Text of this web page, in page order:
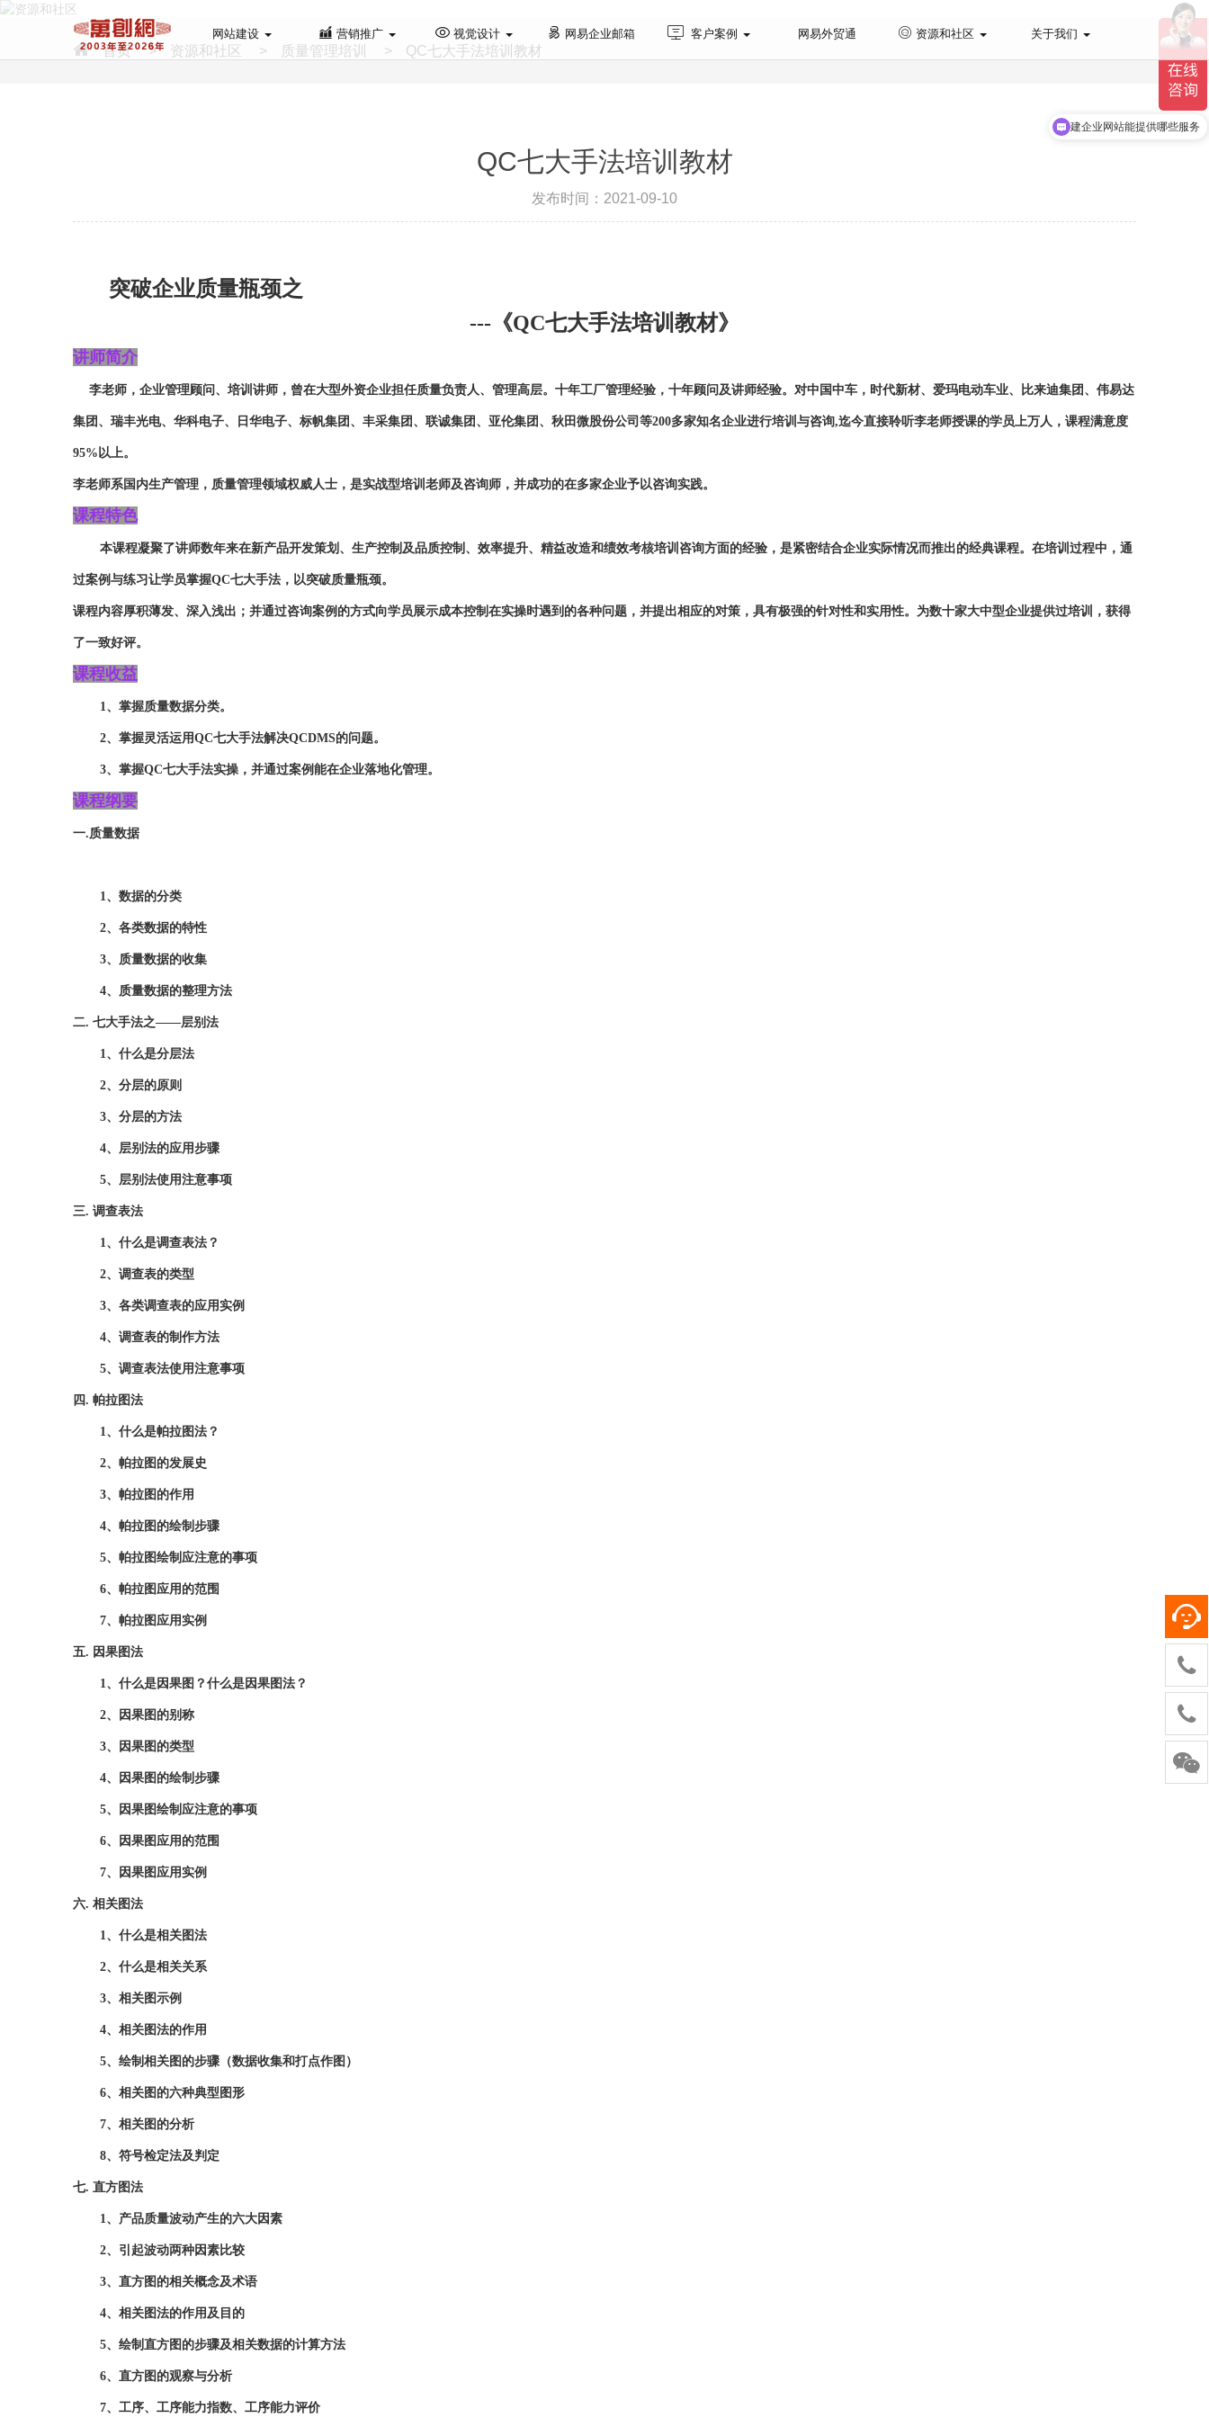
网站建设 营销推广 视觉设计 网易企业邮箱 客户案例 网易外贸通 资源和社区 关于我们
首页 > 资源和社区 > 质量管理培训 > QC七大手法培训教材
QC七大手法培训教材
发布时间：2021-09-10
突破企业质量瓶颈之
---《QC七大手法培训教材》
讲师简介
李老师，企业管理顾问 、培训讲师，曾在大型外资企业担任质量负责人、管理高层。 十年工厂管理经验，十年顾问及讲师经验。 对中国中车，时代新材、爱玛电动车业、比来迪集团、伟易达
集团、瑞丰光电、华科电子、日华电子、标帆集团、丰采集团、联诚集团、亚伦集团、秋田微股份公司等200多家知名企业进行培训与咨询,迄今直接聆听李老师授课的学员上万人，课程满意度
95%以上。
李老师系国内生产管理，质量管理领域权威人士，是实战型培训老师及咨询师，并成功的在多家企业予以咨询实践。
课程特色
本课程凝聚了讲师数年来在新产品开发策划、生产控制及品质控制、效率提升、精益改造和绩效考核培训咨询方面的经验，是紧密结合企业实际情况而推出的经典课程。在培训过程中， 通
过案例与练习让学员掌握QC七大手法，以突破质量瓶颈。
课程内容厚积薄发、深入浅出；并通过咨询案例的方式向学员展示成本控制在实操时遇到的各种问题，并提出相应的对策，具有极强的针对性和实用性。为数十家大中型企业提供过培训，获得
了一致好评。
课程收益
1、 掌握质量数据分类。
2、 掌握灵活运用QC七大手法解决QCDMS的问题。
3、 掌握QC七大手法实操，并通过案例能在企业落地化管理。
课程纲要
一.质量数据
1、 数据的分类
2、各类数据的特性
3、质量数据的收集
4、质量数据的整理方法
二. 七大手法之——层别法
1、什么是分层法
2、分层的原则
3、分层的方法
4、层别法的应用步骤
5、层别法使用注意事项
三. 调查表法
1、什么是调查表法？
2、调查表的类型
3、各类调查表的应用实例
4、调查表的制作方法
5、调查表法使用注意事项
四. 帕拉图法
1、什么是帕拉图法？
2、帕拉图的发展史
3、帕拉图的作用
4、帕拉图的绘制步骤
5、帕拉图绘制应注意的事项
6、帕拉图应用的范围
7、帕拉图应用实例
五. 因果图法
1、什么是因果图？什么是因果图法？
2、因果图的别称
3、因果图的类型
4、因果图的绘制步骤
5、因果图绘制应注意的事项
6、因果图应用的范围
7、因果图应用实例
六. 相关图法
1、什么是相关图法
2、什么是相关关系
3、相关图示例
4、相关图法的作用
5、绘制相关图的步骤（数据收集和打点作图）
6、相关图的六种典型图形
7、相关图的分析
8、符号检定法及判定
七. 直方图法
1、产品质量波动产生的六大因素
2、引起波动两种因素比较
3、直方图的相关概念及术语
4、相关图法的作用及目的
5、绘制直方图的步骤及相关数据的计算方法
6、直方图的观察与分析
7、工序、工序能力指数、工序能力评价
建企业网站能提供哪些服务
现在有优惠活动吗